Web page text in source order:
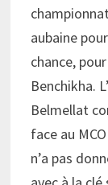
aubaine
chance,
Benchikha.
Belmellat
face au
n’a pas